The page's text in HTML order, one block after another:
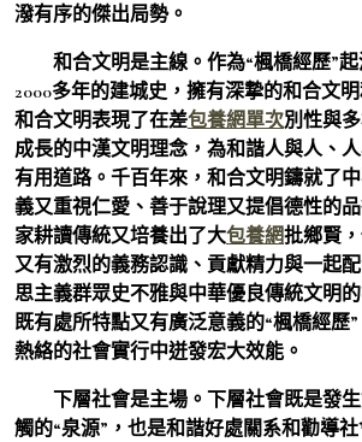
潑有序的傑出局勢。
和合文明是主線。作為“楓橋經歷”
2000多年的建城史，擁有深摯的和合文
和合文明表現了在差包養網單次別性與
成長的中漢文明理念，為和諧人與人、
有用道路。千百年來，和合文明鑄就了
義又重視仁愛、善于說理又提倡德性的
家耕讀傳統又培養出了大包養網批鄉賢
又有激烈的義務認識、貢獻精力與一起
思主義群眾史不雅與中華優良傳統文明
既有處所特點又有廣泛意義的“楓橋經歷
熱絡的社會實行中迸發宏大效能。
下層社會是主場。下層社會既是發
觸的“泉源”，也是和諧好處關系和勸導社